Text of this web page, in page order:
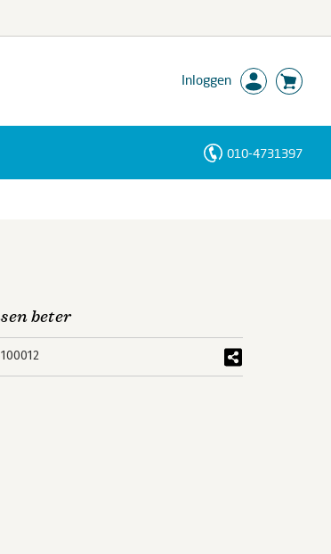
Inloggen
010-4731397
beter